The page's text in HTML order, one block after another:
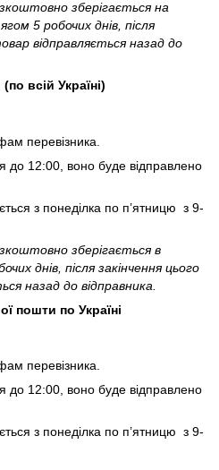
зберігається на
5 робочих днів, після
відправляється назад до
всій Україні)
перевізника.
12:00, воно буде відправлено
з понеділка по п’ятницю з 9-
зберігається в
днів, після закінчення цього
назад до відправника.
пошти по Україні
перевізника.
12:00, воно буде відправлено
з понеділка по п’ятницю з 9-